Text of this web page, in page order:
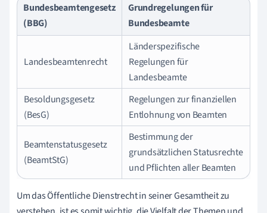
Bundesbeamtengesetz
(BBG)
Grundregelungen für
Bundesbeamte
Landesbeamtenrecht
Länderspezifische
Regelungen für
Landesbeamte
Besoldungsgesetz
(BesG)
Regelungen zur finanziellen
Entlohnung von Beamten
Beamtenstatusgesetz
(BeamtStG)
Bestimmung der
grundsätzlichen Statusrechte
und Pflichten aller Beamten
Um das Öffentliche Dienstrecht in seiner Gesamtheit zu